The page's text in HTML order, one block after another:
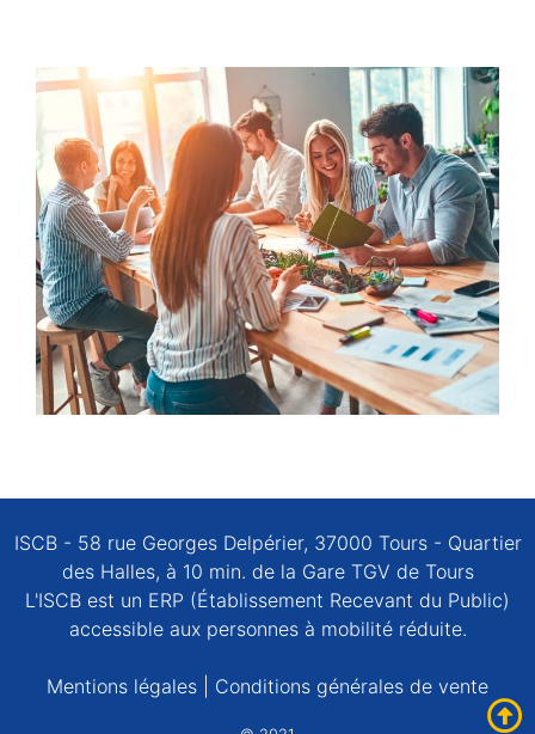
ISCB - 58 rue Georges Delpérier, 37000 Tours - Quartier
des Halles, à 10 min. de la Gare TGV de Tours
L'ISCB est un ERP (Établissement Recevant du Public)
accessible aux personnes à mobilité réduite.
Mentions légales Conditions générales de vente